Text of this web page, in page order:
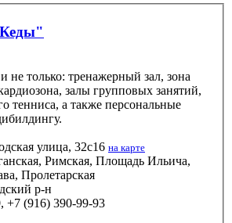
не только: тренажерный зал, зона
залы групповых занятий,
тенниса, а также персональные
улица, 32с16 на карте
Римская, Площадь Ильича,
Пролетарская
р-н
+7 (916) 390-99-93